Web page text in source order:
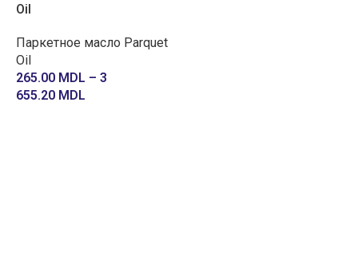
Oil
Паркетное масло Parquet
Oil
265.00 MDL – 3
655.20 MDL